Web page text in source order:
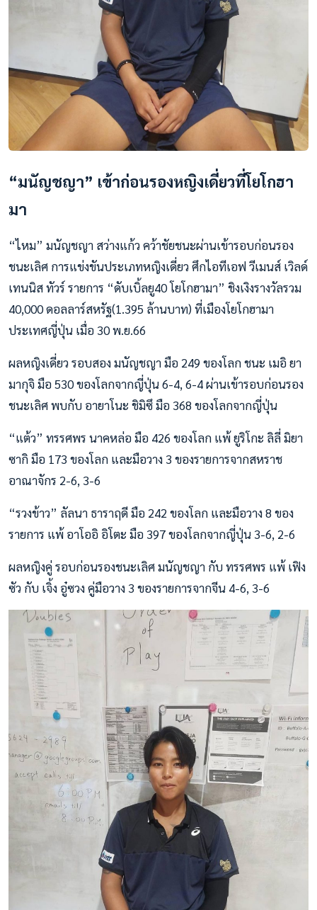
“มนัญชญา” เข้าก่อนรองหญิงเดี่ยวที่โยโกฮา
มา
“ไหม” มนัญชญา สว่างแก้ว คว้าชัยชนะผ่านเข้ารอบก่อนรอง
ชนะเลิศ การแข่งขันประเภทหญิงเดี่ยว ศึกไอทีเอฟ วีเมนส์ เวิลด์
เทนนิส ทัวร์ รายการ “ดับเบิ้ลยู40 โยโกฮามา” ชิงเงิงรางวัลรวม
40,000 ดอลลาร์สหรัฐ(1.395 ล้านบาท) ที่เมืองโยโกฮามา
ประเทศญี่ปุ่น เมื่อ 30 พ.ย.66
ผลหญิงเดี่ยว รอบสอง มนัญชญา มือ 249 ของโลก ชนะ เมอิ ยา
มากุจิ มือ 530 ของโลกจากญี่ปุ่น 6-4, 6-4 ผ่านเข้ารอบก่อนรอง
ชนะเลิศ พบกับ อายาโนะ ชิมิซึ มือ 368 ของโลกจากญี่ปุ่น
“แต้ว” ทรรศพร นาคหล่อ มือ 426 ของโลก แพ้ ยูริโกะ ลิลี่ มิยา
ซากิ มือ 173 ของโลก และมือวาง 3 ของรายการจากสหราช
อาณาจักร 2-6, 3-6
“รวงข้าว” ลัลนา ธาราฤดี มือ 242 ของโลก และมือวาง 8 ของ
รายการ แพ้ อาโออิ อิโตะ มือ 397 ของโลกจากญี่ปุ่น 3-6, 2-6
ผลหญิงคู่ รอบก่อนรองชนะเลิศ มนัญชญา กับ ทรรศพร แพ้ เฟิง
ซัว กับ เจิ้ง อู๋ซวง คู่มือวาง 3 ของรายการจากจีน 4-6, 3-6